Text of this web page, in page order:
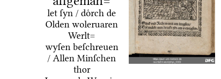
let ſyn / doͤrch de
Olden woleruaren
Werlt=
wyſen beſchreuen
/ Allen Minſchen
thor